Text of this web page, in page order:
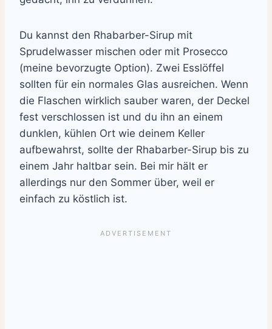
Du kannst den Rhabarber-Sirup mit
Sprudelwasser mischen oder mit Prosecco
(meine bevorzugte Option). Zwei Esslöffel
sollten für ein normales Glas ausreichen. Wenn
die Flaschen wirklich sauber waren, der Deckel
fest verschlossen ist und du ihn an einem
dunklen, kühlen Ort wie deinem Keller
aufbewahrst, sollte der Rhabarber-Sirup bis zu
einem Jahr haltbar sein. Bei mir hält er
allerdings nur den Sommer über, weil er
einfach zu köstlich ist.